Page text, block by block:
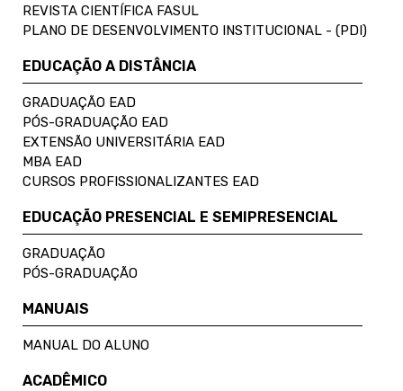
REVISTA CIENTÍFICA FASUL
PLANO DE DESENVOLVIMENTO INSTITUCIONAL - (PDI)
EDUCAÇÃO A DISTÂNCIA
GRADUAÇÃO EAD
PÓS-GRADUAÇÃO EAD
EXTENSÃO UNIVERSITÁRIA EAD
MBA EAD
CURSOS PROFISSIONALIZANTES EAD
EDUCAÇÃO PRESENCIAL E SEMIPRESENCIAL
GRADUAÇÃO
PÓS-GRADUAÇÃO
MANUAIS
MANUAL DO ALUNO
ACADÊMICO